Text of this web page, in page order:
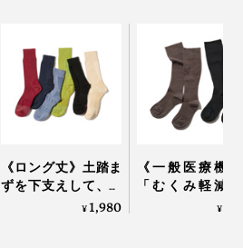
《ロング丈》土踏ま
ずを下支えして、足
底筋をサポートする
¥1,980
《一般医療機
「むくみ軽減
適・おしゃれ」
¥